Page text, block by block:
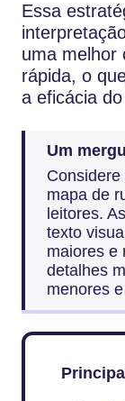
Essa
uma melhor
rápida, o
a eficácia
Um
mapa de
leitores.
texto
maiores e
detalhes
menores